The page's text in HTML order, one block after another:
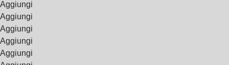
Aggiungi
Aggiungi
Aggiungi
Aggiungi
Aggiungi